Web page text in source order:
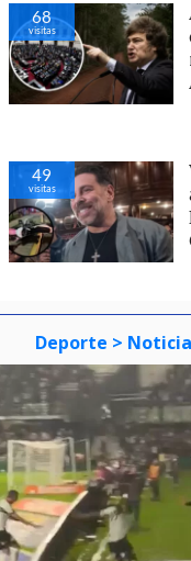
68
visitas
49
visitas
Deporte > Noticia